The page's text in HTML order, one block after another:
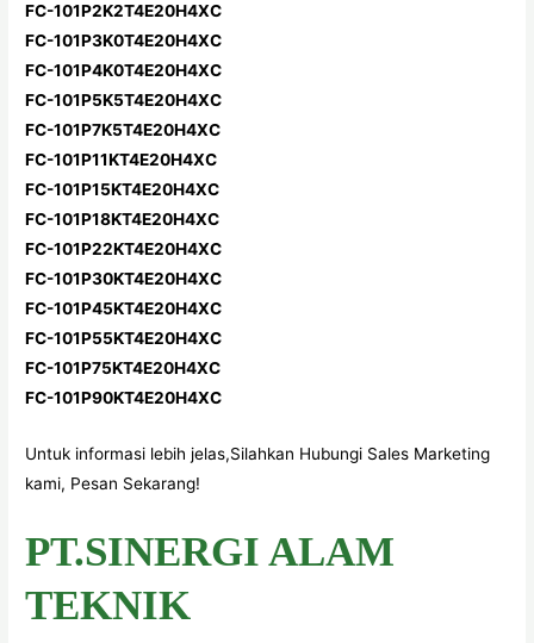
FC-101P2K2T4E20H4XC
FC-101P3K0T4E20H4XC
FC-101P4K0T4E20H4XC
FC-101P5K5T4E20H4XC
FC-101P7K5T4E20H4XC
FC-101P11KT4E20H4XC
FC-101P15KT4E20H4XC
FC-101P18KT4E20H4XC
FC-101P22KT4E20H4XC
FC-101P30KT4E20H4XC
FC-101P45KT4E20H4XC
FC-101P55KT4E20H4XC
FC-101P75KT4E20H4XC
FC-101P90KT4E20H4XC
Untuk informasi lebih jelas,Silahkan Hubungi Sales Marketing
kami, Pesan Sekarang!
PT.SINERGI ALAM
TEKNIK